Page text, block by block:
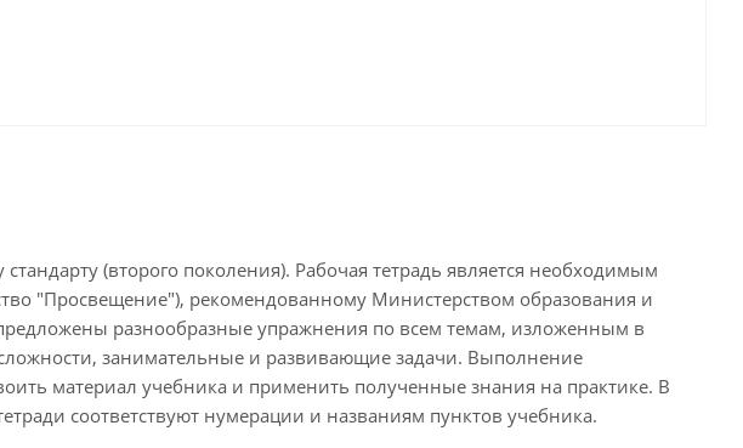
(второго поколения). Рабочая тетрадь является необходимым
"Просвещение"), рекомендованному Министерством образования и
разнообразные упражнения по всем темам, изложенным в
занимательные и развивающие задачи. Выполнение
материал учебника и применить полученные знания на практике. В
соответствуют нумерации и названиям пунктов учебника.